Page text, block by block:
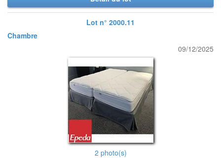
Lot n° 2000.11
Chambre
09/12/2025
2 photo(s)